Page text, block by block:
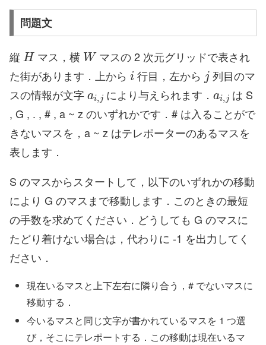
問題文
縦 Hマス，横 Wマスの 2 次元グリッドで表され
た街があります．上から i 行目，左から
列目のマ
スの情報が文字 a i,jにより与えられます． a i,jは S
, G , . , # , a ~ z のいずれかです．# は入ることがで
きないマスを，a ~ z はテレポーターのあるマスを
表します．
S のマスからスタートして，以下のいずれかの移動
により G のマスまで移動します．このときの最短
の手数を求めてください．どうしても G のマスに
たどり着けない場合は，代わりに -1 を出力してく
ださい．
現在いるマスと上下左右に隣り合う，# でないマスに
移動する．
今いるマスと同じ文字が書かれているマスを 1 つ選
び，そこにテレポートする．この移動は現在いるマ